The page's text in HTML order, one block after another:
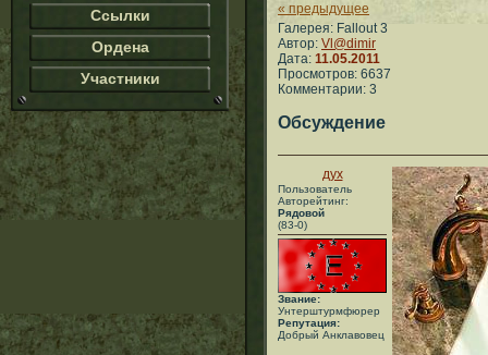
Ссылки
Ордена
Участники
« предыдущее
Галерея: Fallout 3
Автор: Vl@dimir
Дата: 11.05.2011
Просмотров: 6637
Комментарии: 3
Обсуждение
дух
Пользователь
Авторейтинг:
Рядовой
(83-0)
Звание:
Унтерштурмфюрер
Репутация:
Добрый Анклавовец